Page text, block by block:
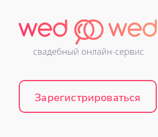
Зарегистрироваться